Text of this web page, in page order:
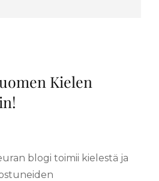
Kielen
blogi toimii kielestä ja